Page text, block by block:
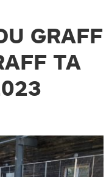
GRAFF
TA